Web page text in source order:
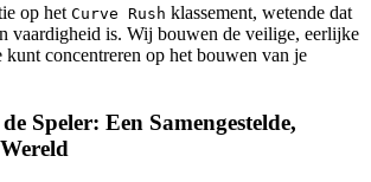
op het Curve Rush klassement, wetende dat
vaardigheid is. Wij bouwen de veilige, eerlijke
concentreren op het bouwen van je
Speler: Een Samengestelde,